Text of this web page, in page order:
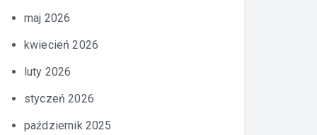
maj 2026
kwiecień 2026
luty 2026
styczeń 2026
październik 2025